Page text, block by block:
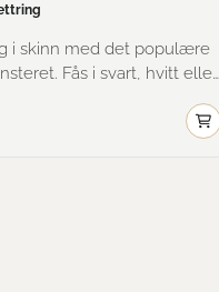
i skinn med det populære
Fås i svart, hvitt eller